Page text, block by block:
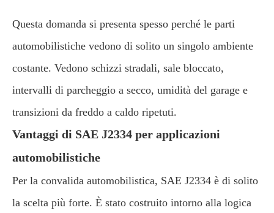
Questa domanda si presenta spesso perché le parti
automobilistiche vedono di solito un singolo ambiente
costante. Vedono schizzi stradali, sale bloccato,
intervalli di parcheggio a secco, umidità del garage e
transizioni da freddo a caldo ripetuti.
Vantaggi di SAE J2334 per applicazioni
automobilistiche
Per la convalida automobilistica, SAE J2334 è di solito
la scelta più forte. È stato costruito intorno alla logica